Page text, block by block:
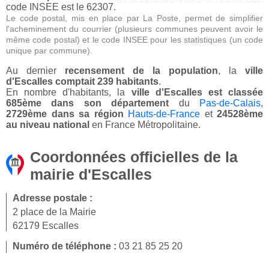
code INSEE est le 62307.
Le code postal, mis en place par La Poste, permet de simplifier
l'acheminement du courrier (plusieurs communes peuvent avoir le
même code postal) et le code INSEE pour les statistiques (un code
unique par commune).
Au dernier recensement de la population, la ville
d'Escalles comptait 239 habitants.
En nombre d'habitants, la ville d'Escalles est classée
685ème dans son département du Pas-de-Calais,
2729ème dans sa région Hauts-de-France et 24528ème
au niveau national en France Métropolitaine.
Coordonnées officielles de la
mairie d'Escalles
Adresse postale :
2 place de la Mairie
62179 Escalles
Numéro de téléphone : 03 21 85 25 20